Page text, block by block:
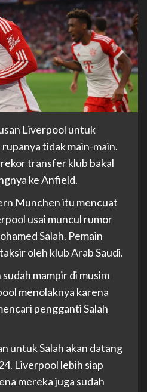
Liverpool untuk
tidak main-main.
transfer klub bakal
ke Anfield.
Munchen itu mencuat
usai muncul rumor
Salah. Pemain
oleh klub Arab Saudi.
mampir di musim
menolaknya karena
pengganti Salah
untuk Salah akan datang
Liverpool lebih siap
mereka juga sudah